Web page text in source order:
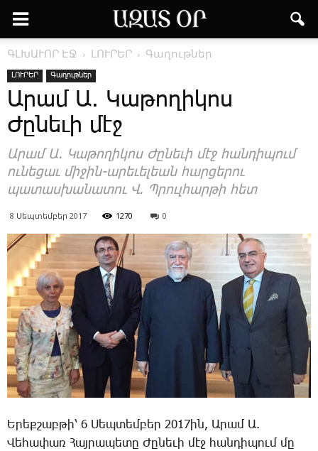
ԳԼԽԱՒՈՐ ԷՋ ԼՈՒՐԵՐ Գաղութներ
ԼՈՒՐԵՐ Գաղութներ
Արամ Ա. Կաթողիկոս
Ժընեւի մէջ
Ա­րամ Ա. ­Կա­թո­ղի­կոս ­Ժը­նե­ւի մէջ հան­դի­պում
ու­նե­ցաւ մի­ջին-ա­րե­ւե­լեան հար­ցե­րու
պա­տաս­խա­նա­տու Վ. Պ­րուլ­հար­թի հետ
8 Սեպտեմբեր 2017 1270 0
Ե­րեք­շաբ­թի՝ 6 ­Սեպ­տեմ­բեր 2017ին, Ա­րամ Ա.
­Վե­հա­փառ ­Հայ­րա­պե­տը ­Ժը­նե­ւի մէջ հան­դի­պում մը